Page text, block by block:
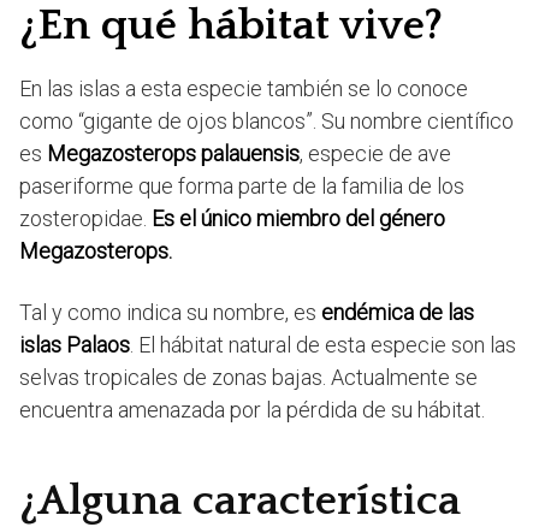
¿En qué hábitat vive?
En las islas a esta especie también se lo conoce
como “gigante de ojos blancos”. Su nombre científico
es Megazosterops palauensis, especie de ave
paseriforme que forma parte de la familia de los
zosteropidae. Es el único miembro del género
Megazosterops.
Tal y como indica su nombre, es endémica de las
islas Palaos . El hábitat natural de esta especie son las
selvas tropicales de zonas bajas. Actualmente se
encuentra amenazada por la pérdida de su hábitat.
¿Alguna característica